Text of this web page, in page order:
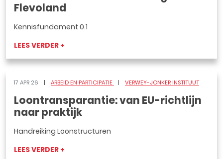
Flevoland
Kennisfundament 0.1
LEES VERDER +
17 APR 26 ARBEID EN PARTICIPATIE VERWEY-JONKER INSTITUUT
Loontransparantie: van EU-richtlijn
naar praktijk
Handreiking Loonstructuren
LEES VERDER +